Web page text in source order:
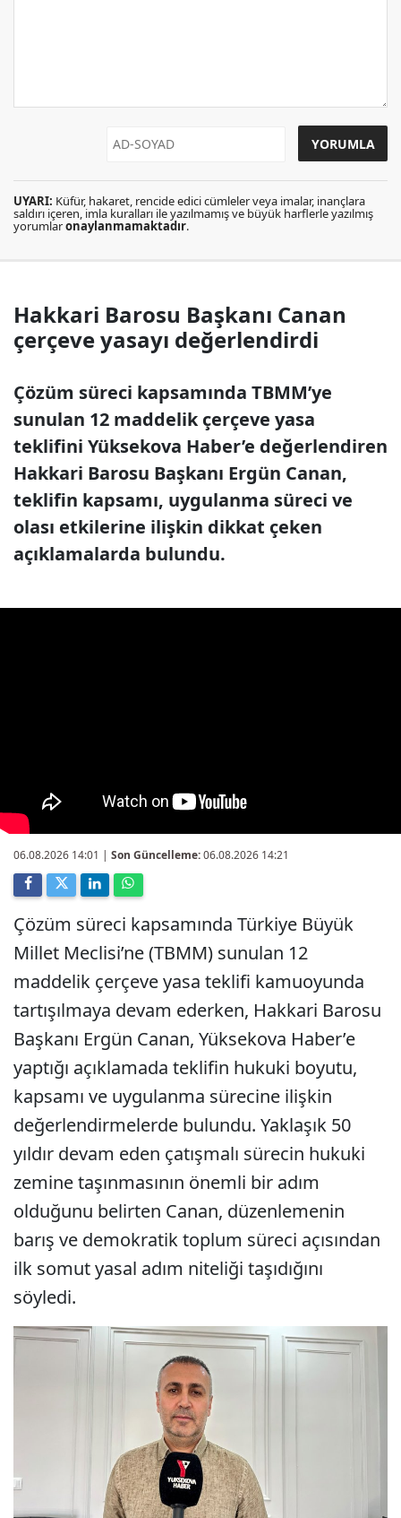
UYARI: Küfür, hakaret, rencide edici cümleler veya imalar, inançlara
saldırı içeren, imla kuralları ile yazılmamış ve büyük harflerle yazılmış
yorumlaronaylanmamaktadır.
Hakkari Barosu Başkanı Canan
çerçeve yasayı değerlendirdi
Çözüm süreci kapsamında TBMM’ye
sunulan 12 maddelik çerçeve yasa
teklifini Yüksekova Haber’e değerlendiren
Hakkari Barosu Başkanı Ergün Canan,
teklifin kapsamı, uygulanma süreci ve
olası etkilerine ilişkin dikkat çeken
açıklamalarda bulundu.
06.08.2026 14:01 | Son Güncelleme:06.08.2026 14:21
Çözüm süreci kapsamında Türkiye Büyük
Millet Meclisi’ne (TBMM) sunulan 12
maddelik çerçeve yasa teklifi kamuoyunda
tartışılmaya devam ederken, Hakkari Barosu
Başkanı Ergün Canan, Yüksekova Haber’e
yaptığı açıklamada teklifin hukuki boyutu,
kapsamı ve uygulanma sürecine ilişkin
değerlendirmelerde bulundu. Yaklaşık 50
yıldır devam eden çatışmalı sürecin hukuki
zemine taşınmasının önemli bir adım
olduğunu belirten Canan, düzenlemenin
barış ve demokratik toplum süreci açısından
ilk somut yasal adım niteliği taşıdığını
söyledi.